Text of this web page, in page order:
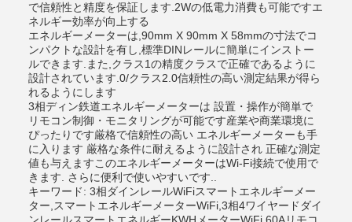
で信頼性と精度を保証します.2Wの低電力消費も可能ですエ
ネルギー効率が向上する
エネルギーメーターは,90mm X 90mm X 58mmの寸法でコ
ンパクトな設計を有し,標準DINレールに簡単にインストー
ルできます.また,クラス1の精度クラスで正確であるように
設計されています.0/クラス2.0信頼性の高い測定結果が得ら
れるようにします
3相ディン鉄道エネルギーメーターは 設置・操作が簡単で
リモコン制御・モニタリングが可能です産業や商業環境に
ぴったりです厳格で信頼性の高い エネルギーメーターも手
に入ります 厳格な条件に耐えるように設計され 正確な測定
値も与えますこのエネルギーメーターはWi-Fi接続で使用で
きます. さらに便利で使いやすいです..
キーワード: 3相ダインレールWiFiスマートエネルギーメー
ター,スマートエネルギーメーターWiFi,3相4ワイヤードダイ